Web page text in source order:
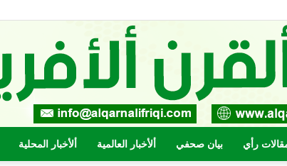
ألأخبار المحلية ألأخبار العالمية بيان صحفي رأي